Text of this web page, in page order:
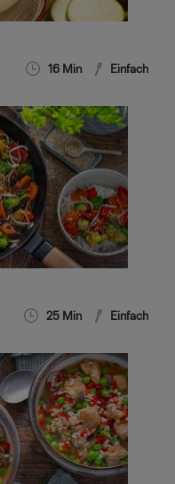
16 Min Einfach
25 Min Einfach